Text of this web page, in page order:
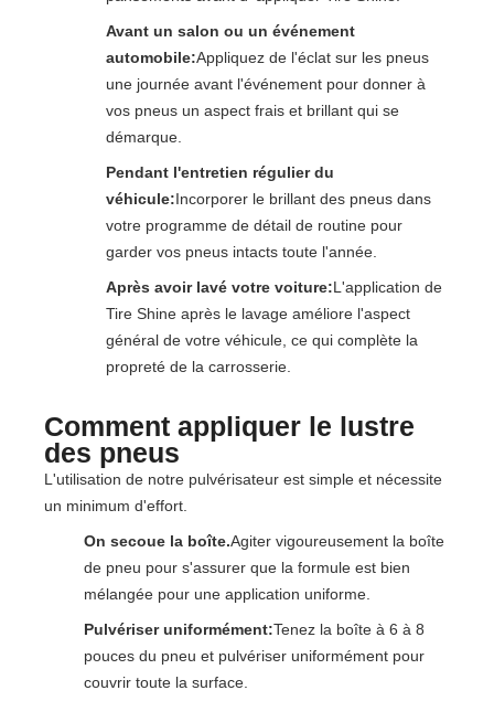
Avant un salon ou un événement
automobile:Appliquez de l'éclat sur les pneus
une journée avant l'événement pour donner à
vos pneus un aspect frais et brillant qui se
démarque.
Pendant l'entretien régulier du
véhicule:Incorporer le brillant des pneus dans
votre programme de détail de routine pour
garder vos pneus intacts toute l'année.
Après avoir lavé votre voiture:L'application de
Tire Shine après le lavage améliore l'aspect
général de votre véhicule, ce qui complète la
propreté de la carrosserie.
Comment appliquer le lustre
des pneus
L'utilisation de notre pulvérisateur est simple et nécessite
un minimum d'effort.
On secoue la boîte.Agiter vigoureusement la boîte
de pneu pour s'assurer que la formule est bien
mélangée pour une application uniforme.
Pulvériser uniformément:Tenez la boîte à 6 à 8
pouces du pneu et pulvériser uniformément pour
couvrir toute la surface.